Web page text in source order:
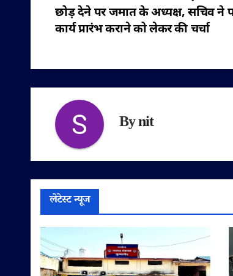
नेविगेशन
छोड़ देने पर जमात के अध्यक्ष, सचिव ने
कार्य प्रारंभ कराने को लेकर की चर्चा
Bynit
लेटेस्ट न्यूज